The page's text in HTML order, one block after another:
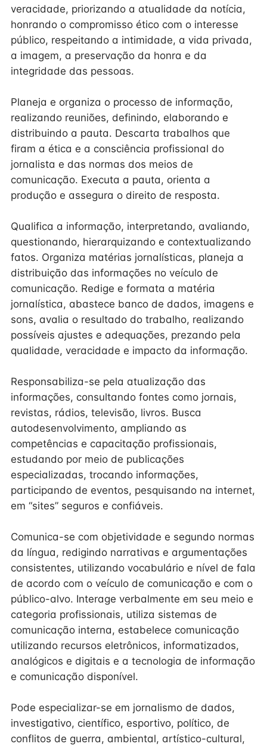
veracidade, priorizando a atualidade da notícia,
honrando o compromisso ético com o interesse
público, respeitando a intimidade, a vida privada,
a imagem, a preservação da honra e da
integridade das pessoas.
Planeja e organiza o processo de informação,
realizando reuniões, definindo, elaborando e
distribuindo a pauta. Descarta trabalhos que
firam a ética e a consciência profissional do
jornalista e das normas dos meios de
comunicação. Executa a pauta, orienta a
produção e assegura o direito de resposta.
Qualifica a informação, interpretando, avaliando,
questionando, hierarquizando e contextualizando
fatos. Organiza matérias jornalísticas, planeja a
distribuição das informações no veículo de
comunicação. Redige e formata a matéria
jornalística, abastece banco de dados, imagens e
sons, avalia o resultado do trabalho, realizando
possíveis ajustes e adequações, prezando pela
qualidade, veracidade e impacto da informação.
Responsabiliza-se pela atualização das
informações, consultando fontes como jornais,
revistas, rádios, televisão, livros. Busca
autodesenvolvimento, ampliando as
competências e capacitação profissionais,
estudando por meio de publicações
especializadas, trocando informações,
participando de eventos, pesquisando na internet,
em “sites” seguros e confiáveis.
Comunica-se com objetividade e segundo normas
da língua, redigindo narrativas e argumentações
consistentes, utilizando vocabulário e nível de fala
de acordo com o veículo de comunicação e com o
público-alvo. Interage verbalmente em seu meio e
categoria profissionais, utiliza sistemas de
comunicação interna, estabelece comunicação
utilizando recursos eletrônicos, informatizados,
analógicos e digitais e a tecnologia de informação
e comunicação disponível.
Pode especializar-se em jornalismo de dados,
investigativo, científico, esportivo, político, de
conflitos de guerra, ambiental, artístico-cultural,